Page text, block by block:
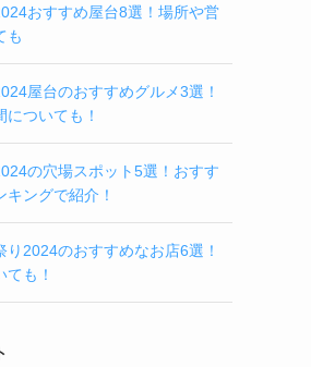
おすすめ屋台8選！場所や営
も
屋台のおすすめグルメ3選！
ついても！
の穴場スポット5選！おすす
ングで紹介！
り2024のおすすめなお店6選！
も！